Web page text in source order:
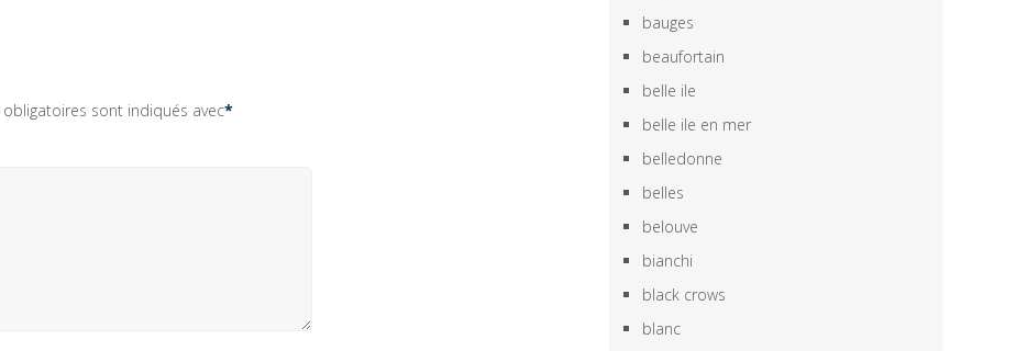
sont indiqués avec*
bauges
beaufortain
belle ile
belle ile en mer
belledonne
belles
belouve
bianchi
black crows
blanc